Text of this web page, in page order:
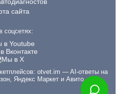
сайта
соцсетях:
otvet.im — AI-ответы на
Яндекс Маркет и Авито